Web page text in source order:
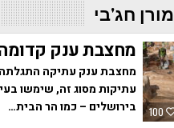
מורן חג'בי
100
מחצבת ענק
מחצבת ענק עתיקה
עתיקות מסוג זה, שימשו
בירושלים – כמו הר הבית…